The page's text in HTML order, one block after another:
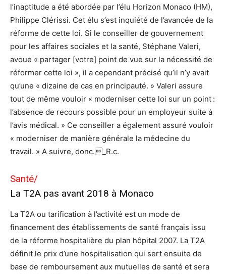
l’inaptitude a été abordée par l’élu Horizon Monaco (HM),
Philippe Clérissi. Cet élu s’est inquiété de l’avancée de la
réforme de cette loi. Si le conseiller de gouvernement
pour les affaires sociales et la santé, Stéphane Valeri,
avoue « partager [votre] point de vue sur la nécessité de
réformer cette loi », il a cependant précisé qu’il n’y avait
qu’une « dizaine de cas en principauté. » Valeri assure
tout de même vouloir « moderniser cette loi sur un point :
l’absence de recours possible pour un employeur suite à
l’avis médical. » Ce conseiller a également assuré vouloir
« moderniser de manière générale la médecine du
travail. » A suivre, donc._R.c.
Santé/
La T2A pas avant 2018 à Monaco
La T2A ou tarification à l’activité est un mode de
financement des établissements de santé français issu
de la réforme hospitalière du plan hôpital 2007. La T2A
définit le prix d’une hospitalisation qui sert ensuite de
base de remboursement aux mutuelles de santé et sera